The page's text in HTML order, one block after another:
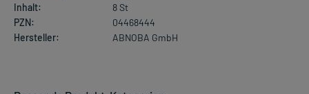
Inhalt:
8 St
PZN:
04468444
Hersteller:
ABNOBA GmbH